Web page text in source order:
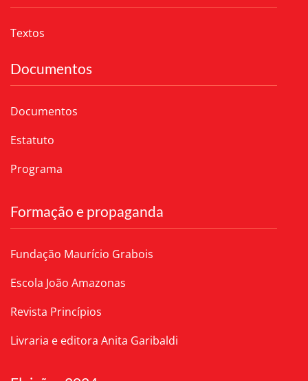
Textos
Documentos
Documentos
Estatuto
Programa
Formação e propaganda
Fundação Maurício Grabois
Escola João Amazonas
Revista Princípios
Livraria e editora Anita Garibaldi